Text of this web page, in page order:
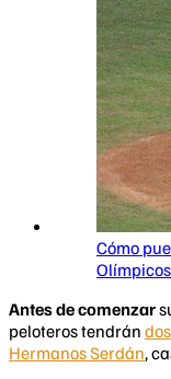
Cómo
Olímpicos
Antes de comenzar
peloteros tendrán
Hermanos Serdán,